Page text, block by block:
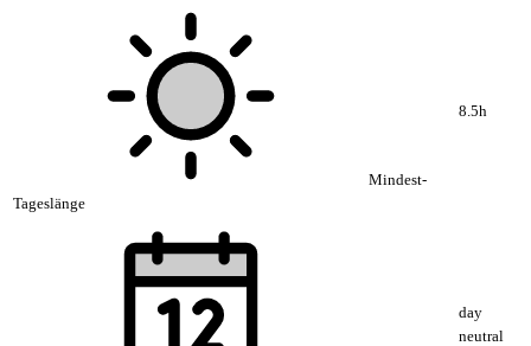
Mindest-
Tageslänge
8.5h
day
neutral